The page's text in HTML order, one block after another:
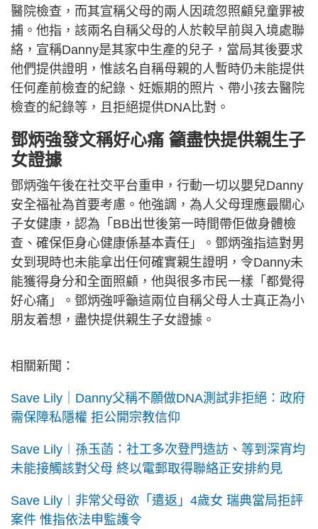
醫院檢查，而其宣稱父母的兩人因疏忽照顧兒童罪被
捕。他指，該兩名自稱父母的人於較早前與入境處聯
絡，宣稱Danny是其家中生產的兒子，當局其後要求
他們提供證明，惟該名自稱母親的人暫時仍未能提供
任何產前檢查的紀錄、妊娠期的照片、帶小孩去醫院
檢查的紀錄等，且拒絕提供DNA比對。
鄧炳強發文稱好心痛 籲盡快提供親生子
女證據
鄧炳強午後在社交平台重申，行動一切以嬰兒Danny
安全福祉為首要考慮。他強調，為人父母理應最關心
子女健康，認為「BB出世後第一時間帶佢做身體檢
查、確保佢身心健康係基本責任」。鄧炳強指這對男
女到現時也未能拿出任何確實親生證明，令Danny未
能獲得身分和全面照顧，他與很多市民一樣「都覺得
好心痛」。鄧炳強呼籲這兩位自稱父母人士真正為小
朋友着想，盡快提供親生子女證據。
相關新聞：
Save Lily｜Danny父稱不願做DNA測試非拒絕：政府
需保障私隱權 拒公開宗教信仰
Save Lily︱孫玉菡：社工多次登門造訪、等到深宵均
未能接觸該對父母 終以電郵取得聯絡正安排約見
Save Lily︱非常父母欲「遣返」4歲女 瑞典當局拒評
案件 惟指依法申監護令